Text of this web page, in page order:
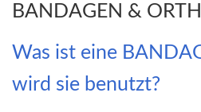
BANDAGEN &
Was ist eine
wird sie benutzt?